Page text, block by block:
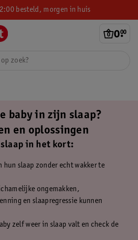
besteld, morgen in huis
0.
00
baby in zijn slaap?
en oplossingen
in het kort:
hun slaap zonder echt wakker te
ongemakken,
en slaapregressie kunnen
zelf weer in slaap valt en check de